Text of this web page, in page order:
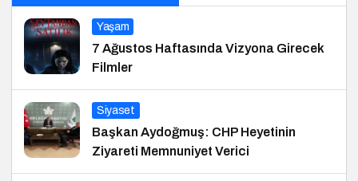
Yaşam
7 Ağustos Haftasında Vizyona Girecek
Filmler
Siyaset
Başkan Aydoğmuş: CHP Heyetinin
Ziyareti Memnuniyet Verici